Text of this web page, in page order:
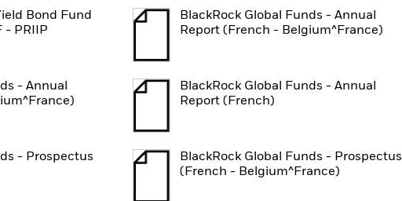
Bond Fund
- PRIIP
BlackRock Global Funds - Annual
Report (French - Belgium^France)
- Annual
BlackRock Global Funds - Annual
Report (French)
- Prospectus
BlackRock Global Funds - Prospectus
(French - Belgium^France)